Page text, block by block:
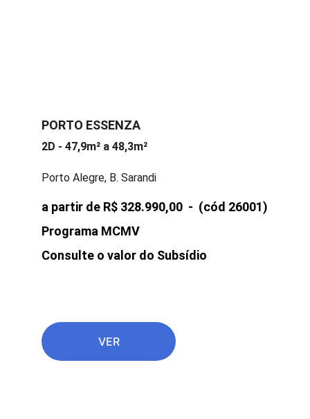
PORTO ESSENZA
2D - 47,9m² a 48,3m²
Porto Alegre, B. Sarandi
VER
a partir de R$ 328.990,00  - (cód 26001)
Programa MCMV
Consulte o valor do Subsídio